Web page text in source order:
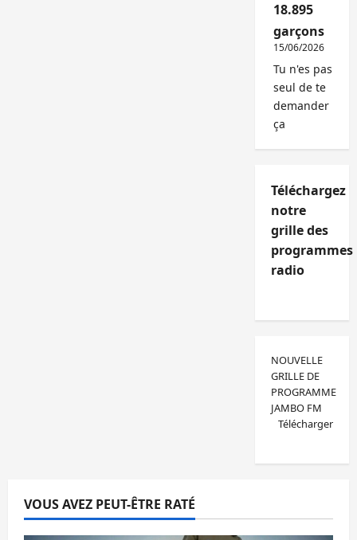
18.895
garçons
15/06/2026
Tu n'es pas
seul de te
demander
ça
Téléchargez
notre
grille des
programmes
radio
NOUVELLE
GRILLE DE
PROGRAMME
JAMBO FM
Télécharger
VOUS AVEZ PEUT-ÊTRE RATÉ